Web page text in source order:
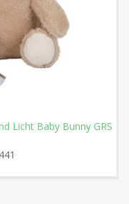
Licht Baby Bunny GRS